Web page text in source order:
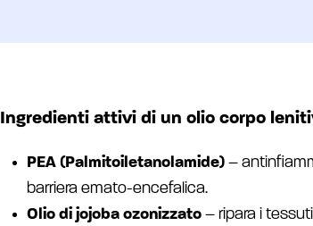
Ingredienti attivi di un olio corpo
PEA (Palmitoiletanolamide) –
barriera emato-encefalica.
Olio di jojoba ozonizzato – ripara i